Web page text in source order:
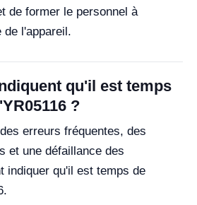
de former le personnel à
de l'appareil.
qu'il est temps
?
erreurs fréquentes, des
et une défaillance des
indiquer qu'il est temps de